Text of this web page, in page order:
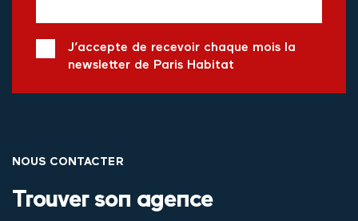
J’accepte de recevoir chaque mois la
newsletter de Paris Habitat
NOUS CONTACTER
Trouver son agence